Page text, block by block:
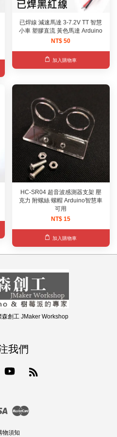
已焊線 減速馬達 3-7.2V TT 智慧
小車 塑膠直流 黃色馬達 Arduino
NT$ 50
加入購物車
HC-SR04 超音波感測器支架 壓
克力 附螺絲 螺帽 Arduino智慧車
可用
NT$ 15
加入購物車
創工 JMaker Workshop
我們
YouTube
Visa
物須知